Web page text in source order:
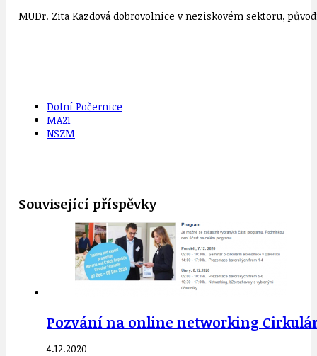
MUDr. Zita Kazdová dobrovolnice v neziskovém sektoru,
Dolní Počernice
MA21
NSZM
Související příspěvky
Pozvání na online networking
4.12.2020